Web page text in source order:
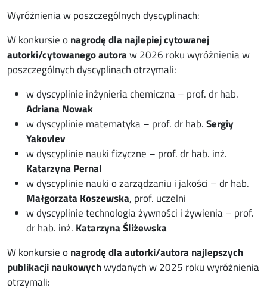
Wyróżnienia w poszczególnych dyscyplinach:
W konkursie onagrodę dla najlepiej cytowanej
autorki/cytowanego autoraw 2026 roku wyróżnienia w
poszczególnych dyscyplinach otrzymali:
w dyscyplinie inżynieria chemiczna – prof. dr hab.
Adriana Nowak
w dyscyplinie matematyka – prof. dr hab.Sergiy
Yakovlev
w dyscyplinie nauki fizyczne – prof. dr hab. inż.
Katarzyna Pernal
w dyscyplinie nauki o zarządzaniu i jakości – dr hab.
Małgorzata Koszewska, prof. uczelni
w dyscyplinie technologia żywności i żywienia – prof.
dr hab. inż. Katarzyna Śliżewska
W konkursie onagrodę dla autorki/autora najlepszych
publikacji naukowychwydanych w 2025 roku wyróżnienia
otrzymali: